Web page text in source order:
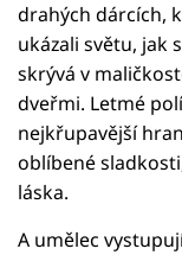
drahých dárcích,
ukázali světu, jak
skrývá v
dveřmi. Letmé
nejkřupavější
oblíbené
láska.
A umělec